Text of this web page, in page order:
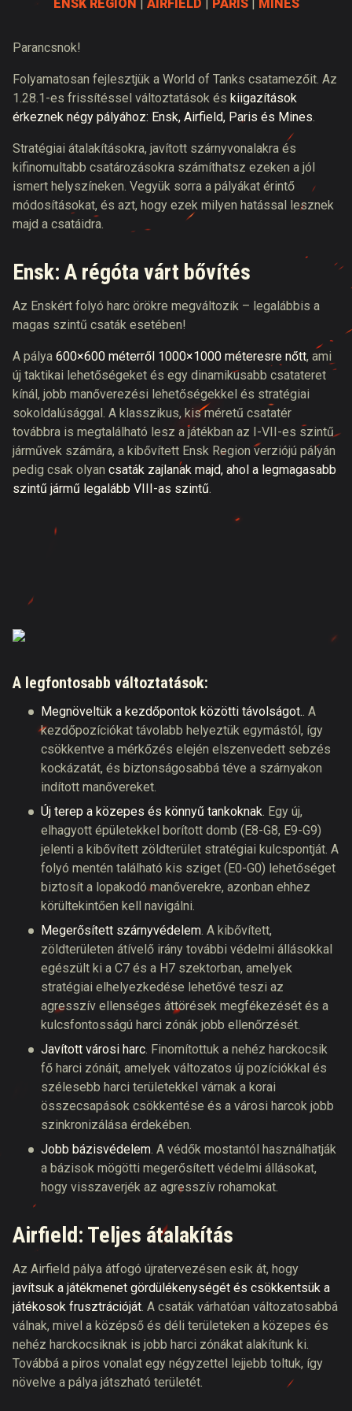
ENSK REGION | AIRFIELD | PARIS| MINES
Parancsnok!
Folyamatosan fejlesztjük a World of Tanks csatamezőit. Az
1.28.1-es frissítéssel változtatások és kiigazítások
érkeznek négy pályához: Ensk, Airfield, Paris és Mines.
Stratégiai átalakításokra, javított szárnyvonalakra és
kifinomultabb csatározásokra számíthatsz ezeken a jól
ismert helyszíneken. Vegyük sorra a pályákat érintő
módosításokat, és azt, hogy ezek milyen hatással lesznek
majd a csatáidra.
Ensk: A régóta várt bővítés
Az Enskért folyó harc örökre megváltozik – legalábbis a
magas szintű csaták esetében!
A pálya 600×600 méterről 1000×1000 méteresre nőtt, ami
új taktikai lehetőségeket és egy dinamikusabb csatateret
kínál, jobb manőverezési lehetőségekkel és stratégiai
sokoldalúsággal. A klasszikus, kis méretű csatatér
továbbra is megtalálható lesz a játékban az I-VII-es szintű
járművek számára, a kibővített Ensk Region verziójú pályán
pedig csak olyan csaták zajlanak majd, ahol a legmagasabb
szintű jármű legalább VIII-as szintű.
A legfontosabb változtatások:
Megnöveltük a kezdőpontok közötti távolságot.. A
kezdőpozíciókat távolabb helyeztük egymástól, így
csökkentve a mérkőzés elején elszenvedett sebzés
kockázatát, és biztonságosabbá téve a szárnyakon
indított manővereket.
Új terep a közepes és könnyű tankoknak. Egy új,
elhagyott épületekkel borított domb (E8-G8, E9-G9)
jelenti a kibővített zöldterület stratégiai kulcspontját. A
folyó mentén található kis sziget (E0-G0) lehetőséget
biztosít a lopakodó manőverekre, azonban ehhez
körültekintően kell navigálni.
Megerősített szárnyvédelem. A kibővített,
zöldterületen átívelő irány további védelmi állásokkal
egészült ki a C7 és a H7 szektorban, amelyek
stratégiai elhelyezkedése lehetővé teszi az
agresszív ellenséges áttörések megfékezését és a
kulcsfontosságú harci zónák jobb ellenőrzését.
Javított városi harc. Finomítottuk a nehéz harckocsik
fő harci zónáit, amelyek változatos új pozíciókkal és
szélesebb harci területekkel várnak a korai
összecsapások csökkentése és a városi harcok jobb
szinkronizálása érdekében.
Jobb bázisvédelem. A védők mostantól használhatják
a bázisok mögötti megerősített védelmi állásokat,
hogy visszaverjék az agresszív rohamokat.
Airfield: Teljes átalakítás
Az Airfield pálya átfogó újratervezésen esik át, hogy
javítsuk a játékmenet gördülékenységét és csökkentsük a
játékosok frusztrációját. A csaták várhatóan változatosabbá
válnak, mivel a középső és déli területeken a közepes és
nehéz harckocsiknak is jobb harci zónákat alakítunk ki.
Továbbá a piros vonalat egy négyzettel lejjebb toltuk, így
növelve a pálya játszható területét.